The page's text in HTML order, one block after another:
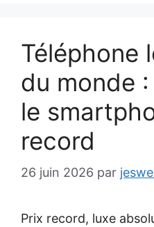
Téléphone
du monde
le
record
26 juin 2026 par
Prix record, luxe